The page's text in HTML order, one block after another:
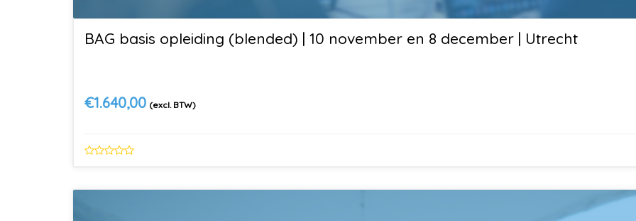
BAG basis opleiding (blended) | 10 november en 8 december | Utrecht
€1.640,00 (excl. BTW)